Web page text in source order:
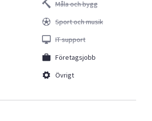
Måla och bygg
Sport och musik
IT support
Företagsjobb
Övrigt